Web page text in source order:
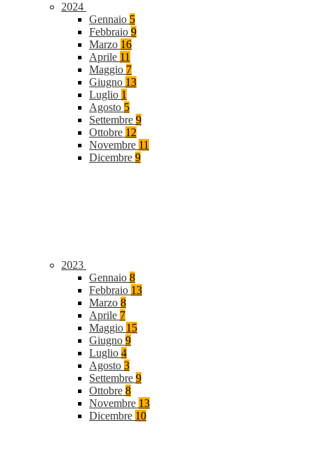
2024
Gennaio 5
Febbraio 9
Marzo 16
Aprile 11
Maggio 7
Giugno 13
Luglio 1
Agosto 5
Settembre 9
Ottobre 12
Novembre 11
Dicembre 9
2023
Gennaio 8
Febbraio 13
Marzo 8
Aprile 7
Maggio 15
Giugno 9
Luglio 4
Agosto 3
Settembre 9
Ottobre 8
Novembre 13
Dicembre 10